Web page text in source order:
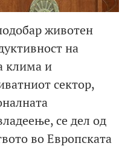
животен
на
клима и
сектор,
се дел од
во Европската